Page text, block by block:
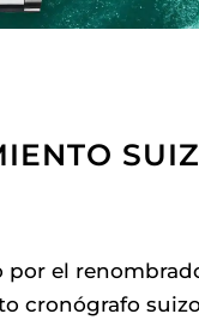
por el
cronógrafo